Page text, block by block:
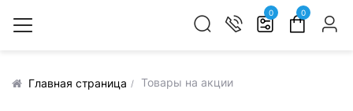
0 0
Главная страница Товары на акции